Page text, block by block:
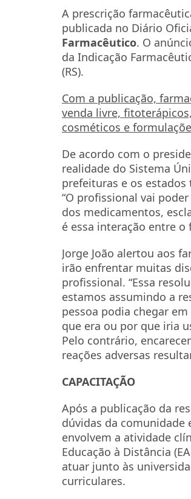
A prescrição
publicada no Diário
Farmacêutico. O
da Indicação
(RS).
Com a publicação,
venda livre,
cosméticos e
De acordo com o
realidade do Sistema
prefeituras e os
“O profissional vai
dos medicamentos,
é essa interação entre o
Jorge João alertou aos
irão enfrentar muitas
profissional. “Essa
estamos assumindo a
pessoa podia chegar
que era ou por que iria
Pelo contrário,
reações adversas
CAPACITAÇÃO
Após a publicação da
dúvidas da comunidade
envolvem a atividade
Educação à Distância
atuar junto às
curriculares.